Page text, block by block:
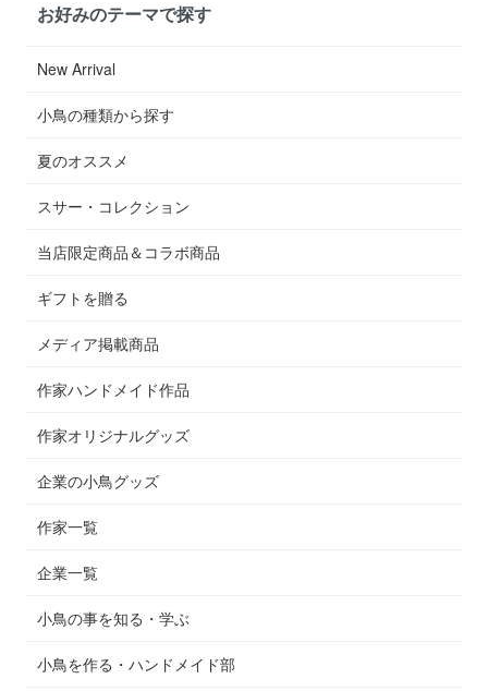
お好みのテーマで探す
New Arrival
小鳥の種類から探す
夏のオススメ
スサー・コレクション
当店限定商品＆コラボ商品
ギフトを贈る
メディア掲載商品
作家ハンドメイド作品
作家オリジナルグッズ
企業の小鳥グッズ
作家一覧
企業一覧
小鳥の事を知る・学ぶ
小鳥を作る・ハンドメイド部